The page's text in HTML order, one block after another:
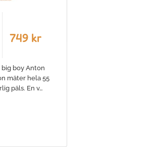
749 kr
big boy Anton
mäter hela 55
päls. En v…